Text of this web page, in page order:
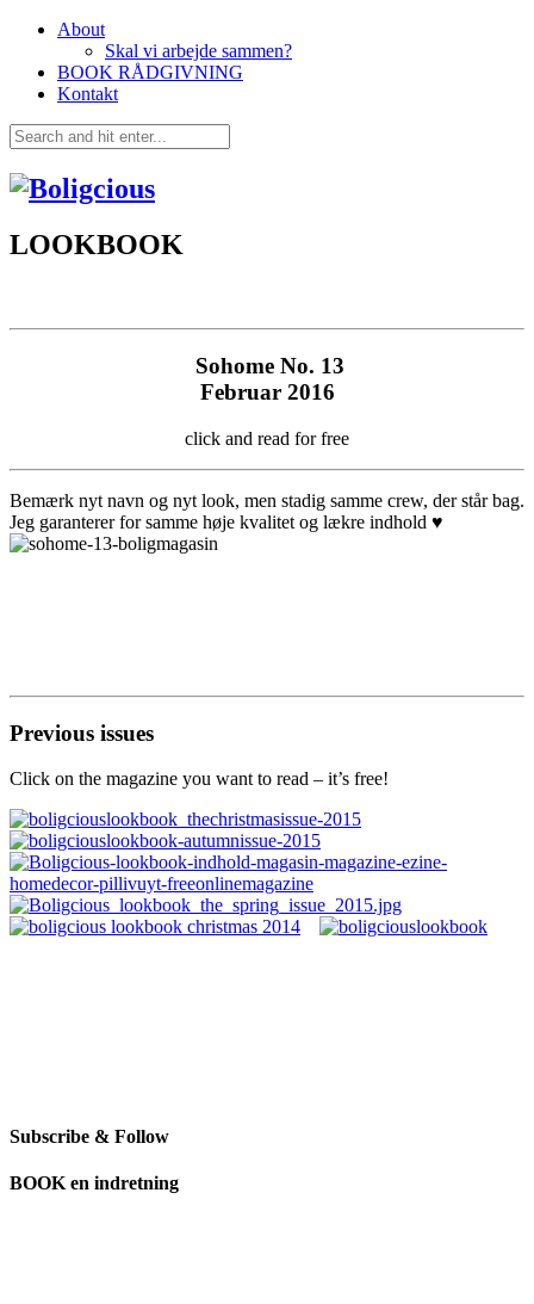
About
Skal vi arbejde sammen?
BOOK RÅDGIVNING
Kontakt
LOOKBOOK
Sohome No. 13
Februar 2016
click and read for free
Bemærk nyt navn og nyt look, men stadig samme crew, der står bag.
Jeg garanterer for samme høje kvalitet og lækre indhold ♥
Previous issues
Click on the magazine you want to read – it’s free!
Subscribe & Follow
BOOK en indretning